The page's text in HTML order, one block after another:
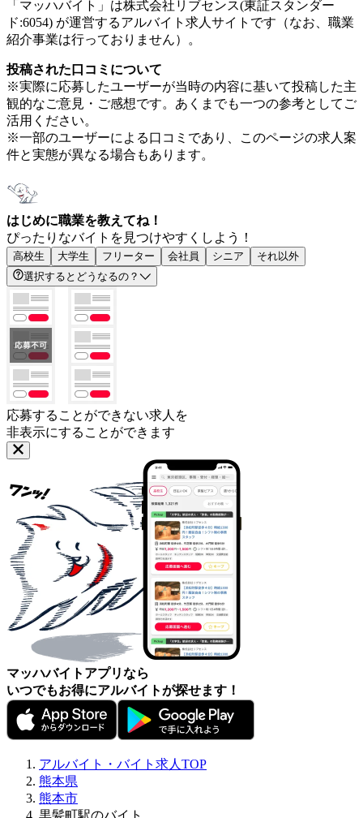
「マッハバイト」は株式会社リブセンス(東証スタンダー
ド:6054) が運営するアルバイト求人サイトです（なお、職業
紹介事業は行っておりません）。
投稿された口コミについて
※実際に応募したユーザーが当時の内容に基いて投稿した主
観的なご意見・ご感想です。あくまでも一つの参考としてご
活用ください。
※一部のユーザーによる口コミであり、このページの求人案
件と実態が異なる場合もあります。
はじめに職業を教えてね！
ぴったりなバイトを見つけやすくしよう！
高校生 大学生 フリーター 会社員 シニア
それ以外
選択するとどうなるの？
応募することができない求人を
非表示にすることができます
マッハバイトアプリなら
いつでもお得にアルバイトが探せます！
アルバイト・バイト求人TOP
熊本県
熊本市
黒髪町駅のバイト